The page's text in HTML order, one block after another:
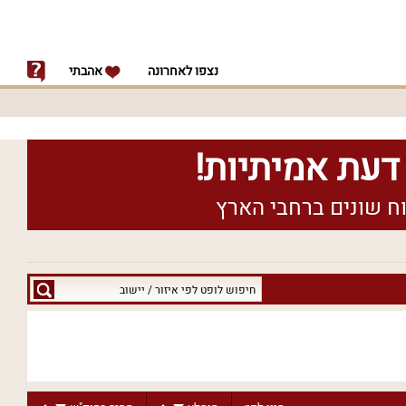
נצפו לאחרונה אהבתי
חיפוש
לופט
יישוב